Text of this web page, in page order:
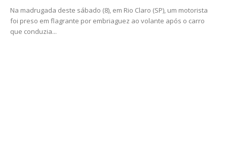
Na madrugada deste sábado (8), em Rio Claro (SP), um motorista
foi preso em flagrante por embriaguez ao volante após o carro
que conduzia...